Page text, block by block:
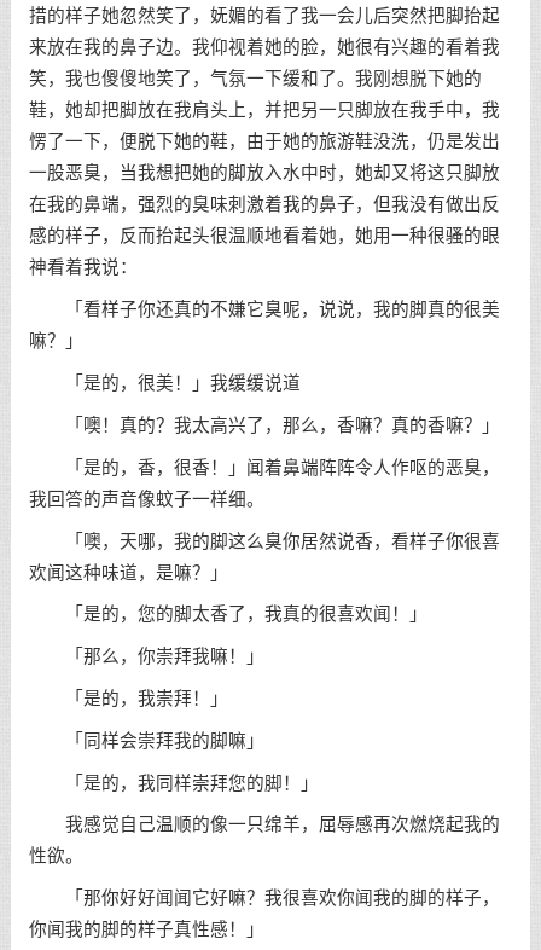
措的样子她忽然笑了，妩媚的看了我一会儿后突然把脚抬起
来放在我的鼻子边。我仰视着她的脸，她很有兴趣的看着我
笑，我也傻傻地笑了，气氛一下缓和了。我刚想脱下她的
鞋，她却把脚放在我肩头上，并把另一只脚放在我手中，我
愣了一下，便脱下她的鞋，由于她的旅游鞋没洗，仍是发出
一股恶臭，当我想把她的脚放入水中时，她却又将这只脚放
在我的鼻端，强烈的臭味刺激着我的鼻子，但我没有做出反
感的样子，反而抬起头很温顺地看着她，她用一种很骚的眼
神看着我说：
「看样子你还真的不嫌它臭呢，说说，我的脚真的很美
嘛？」
「是的，很美！」我缓缓说道
「噢！真的？我太高兴了，那么，香嘛？真的香嘛？」
「是的，香，很香！」闻着鼻端阵阵令人作呕的恶臭，
我回答的声音像蚊子一样细。
「噢，天哪，我的脚这么臭你居然说香，看样子你很喜
欢闻这种味道，是嘛？」
「是的，您的脚太香了，我真的很喜欢闻！」
「那么，你崇拜我嘛！」
「是的，我崇拜！」
「同样会崇拜我的脚嘛」
「是的，我同样崇拜您的脚！」
我感觉自己温顺的像一只绵羊，屈辱感再次燃烧起我的
性欲。
「那你好好闻闻它好嘛？我很喜欢你闻我的脚的样子，
你闻我的脚的样子真性感！」